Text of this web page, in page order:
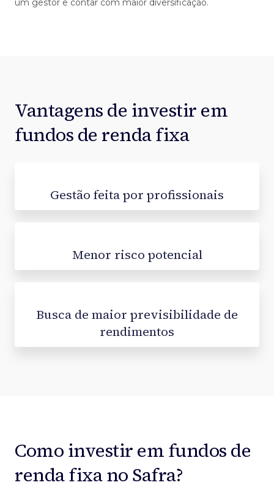
um gestor e contar com maior diversificação.
Vantagens de investir em
fundos de renda fixa
Gestão feita por profissionais
Menor risco potencial
Busca de maior previsibilidade de
rendimentos
Como investir em fundos de
renda fixa no Safra?